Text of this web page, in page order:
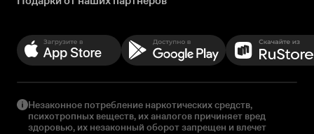
Незаконное потребление наркотических средств,
психотропных веществ, их аналогов причиняет вред
здоровью, их незаконный оборот запрещен и влечет